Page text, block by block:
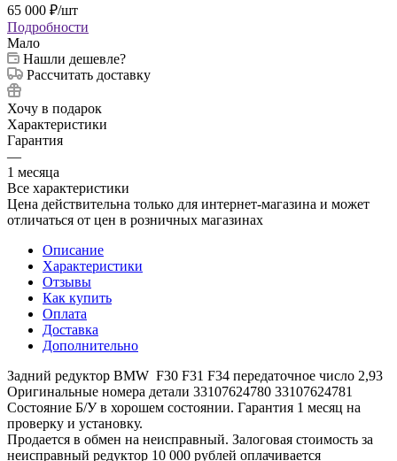
65 000 ₽/шт
Подробности
Мало
Нашли дешевле?
Рассчитать доставку
Хочу в подарок
Характеристики
Гарантия
—
1 месяца
Все характеристики
Цена действительна только для интернет-магазина и может
отличаться от цен в розничных магазинах
Описание
Характеристики
Отзывы
Как купить
Оплата
Доставка
Дополнительно
Задний редуктор BMW F30 F31 F34 передаточное число 2,93
Оригинальные номера детали 33107624780 33107624781
Состояние Б/У в хорошем состоянии. Гарантия 1 месяц на
проверку и установку.
Продается в обмен на неисправный. Залоговая стоимость за
неисправный редуктор 10 000 рублей оплачивается